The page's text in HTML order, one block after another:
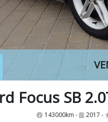
Focus SB
143000km - 2017 -